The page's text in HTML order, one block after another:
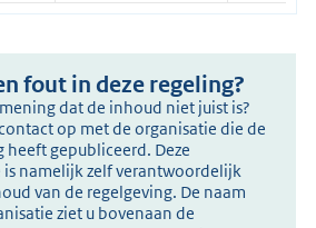
fout in deze regeling?
dat de inhoud niet juist is?
op met de organisatie die de
heeft gepubliceerd. Deze
is namelijk zelf verantwoordelijk
van de regelgeving. De naam
ziet u bovenaan de